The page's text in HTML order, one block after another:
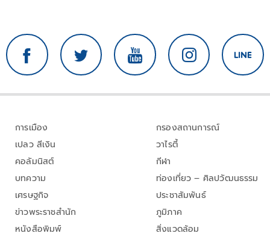
การเมือง
เปลว สีเงิน
คอลัมนิสต์
บทความ
เศรษฐกิจ
ข่าวพระราชสำนัก
หนังสือพิมพ์
กรองสถานการณ์
วาไรตี้
กีฬา
ท่องเที่ยว – ศิลปวัฒนธรรม
ประชาสัมพันธ์
ภูมิภาค
สิ่งแวดล้อม